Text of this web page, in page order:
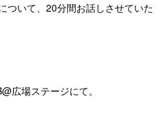
ついて、20分間お話しさせていた
広場ステージにて。